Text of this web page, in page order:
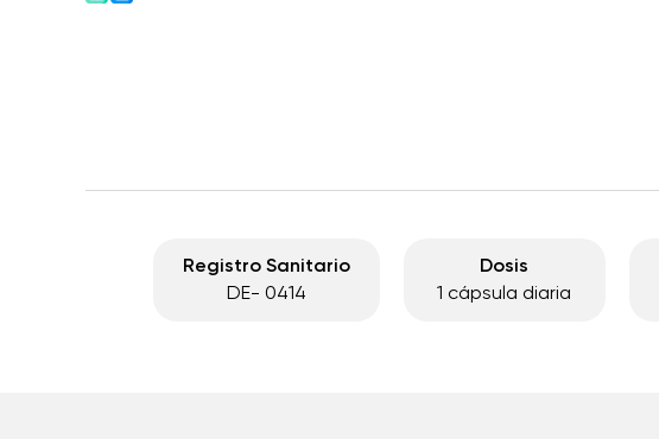
Registro Sanitario
DE- 0414
Dosis
1 cápsula diaria